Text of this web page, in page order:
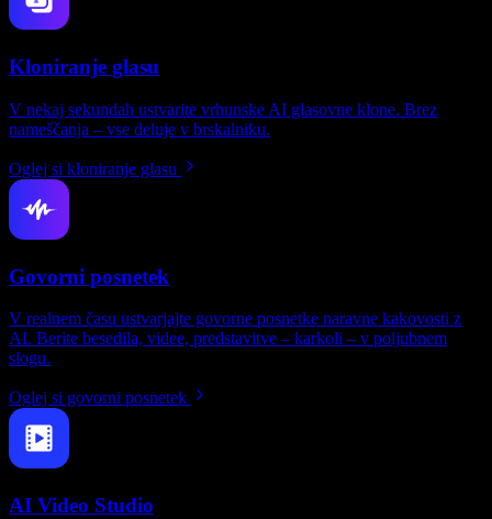
Kloniranje glasu
V nekaj sekundah ustvarite vrhunske AI glasovne klone. Brez
nameščanja – vse deluje v brskalniku.
Oglej si kloniranje glasu
Govorni posnetek
V realnem času ustvarjajte govorne posnetke naravne kakovosti z
AI. Berite besedila, videe, predstavitve – karkoli – v poljubnem
slogu.
Oglej si govorni posnetek
AI Video Studio